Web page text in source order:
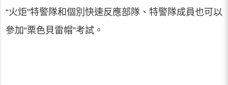
“火炬”特警隊和個別快速反應部隊、特警隊成員也可以
參加“栗色貝雷帽”考試。